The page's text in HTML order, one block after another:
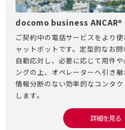
docomo business
ご契約中の電話サービスをより
ャットボットです。定型的なお
自動応対し、必要に応じて用件
ングの上、オペレーターへ引き継
情報分断のない効率的なコンタ
します。
詳細を見る